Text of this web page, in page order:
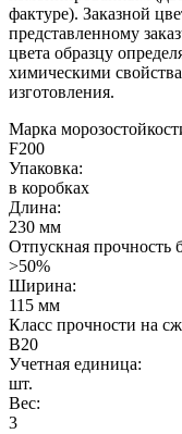
фактуре). Заказной
представленному
цвета образцу
химическими
изготовления.
Марка
F200
Упаковка:
в коробках
Длина:
230 мм
Отпускная прочность
>50%
Ширина:
115 мм
Класс прочности на
B20
Учетная единица:
шт.
Вес:
3